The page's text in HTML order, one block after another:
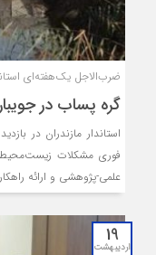
ضرب‌الاجل یک‌هفته‌ای
گره پساب در
استاندار مازندران در
فوری مشکلات
علمی-پژوهشی و ارائه
19
اردیبهشت